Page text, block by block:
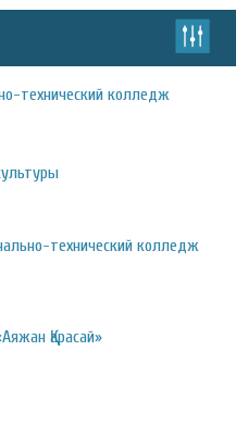
технический колледж
технический колледж
Қарасай»